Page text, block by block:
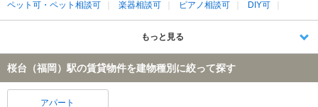
ペット可・ペット相談可
楽器相談可 ピアノ相談可 DIY可
もっと見る
桜台（福岡）駅の賃貸物件を建物種別に絞って探す
アパート